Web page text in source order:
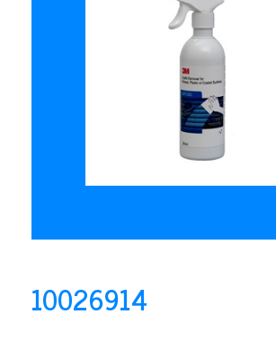
10026914